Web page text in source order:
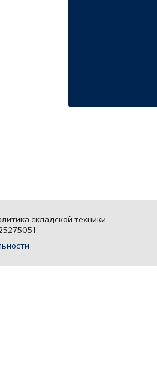
складской техники